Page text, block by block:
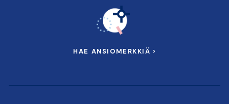
HAE ANSIOMERKKIÄ ›